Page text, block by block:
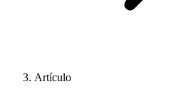
Artículo